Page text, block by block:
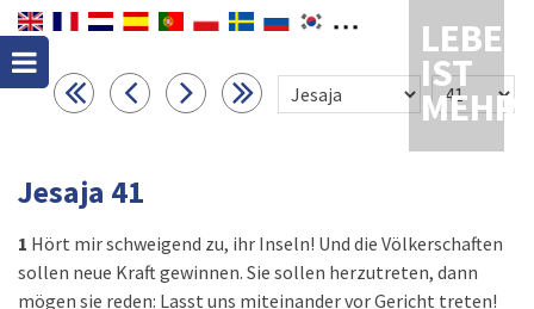
LEBEN
IST
MEHR
Jesaja 41
1 Hört mir schweigend zu, ihr Inseln! Und die Völkerschaften
sollen neue Kraft gewinnen. Sie sollen herzutreten, dann
mögen sie reden: Lasst uns miteinander vor Gericht treten!